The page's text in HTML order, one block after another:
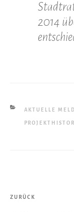
2014
KATEGORIEN
AKTUELLE
Vorheriger
ZURÜCK